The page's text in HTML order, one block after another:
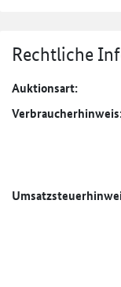
Rechtliche
Auktionsart: